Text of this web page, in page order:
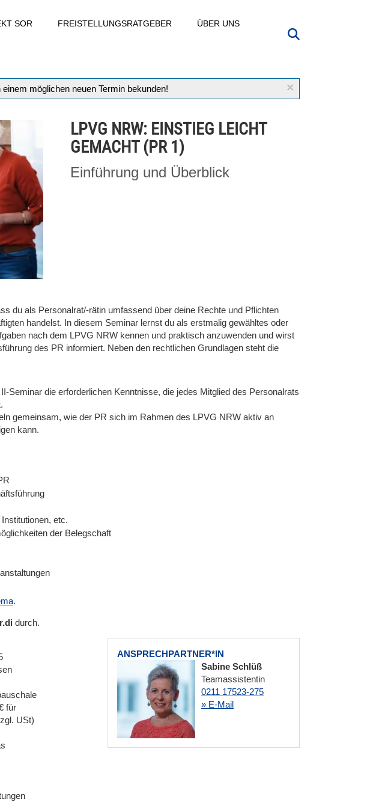
SOR FREISTELLUNGSRATGEBER ÜBER UNS
×
möglichen neuen Termin bekunden!
LPVG NRW: EINSTIEG LEICHT
GEMACHT (PR 1)
Einführung und Überblick
du als Personalrat/-rätin umfassend über deine Rechte und Pflichten
handelst. In diesem Seminar lernst du als erstmalig gewähltes oder
nach dem LPVG NRW kennen und praktisch anzuwenden und wirst
des PR informiert. Neben den rechtlichen Grundlagen steht die
Seminar die erforderlichen Kenntnisse, die jedes Mitglied des Personalrats
gemeinsam, wie der PR sich im Rahmen des LPVG NRW aktiv an
kann.
etc.
der Belegschaft
.
durch.
ANSPRECHPARTNER*IN
Sabine Schlüß
Teamassistentin
0211 17523-275
» E-Mail
für
USt)